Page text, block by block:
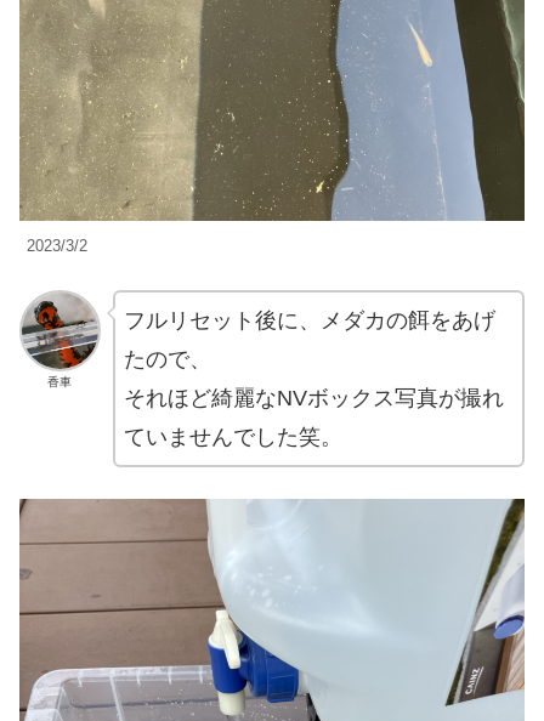
2023/3/2
香車
フルリセット後に、メダカの餌をあげ
たので、
それほど綺麗なNVボックス写真が撮れ
ていませんでした笑。